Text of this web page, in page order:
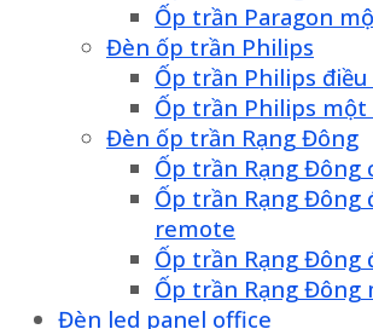
Ốp trần Paragon
Đèn ốp trần Philips
Ốp trần Philips
Ốp trần Philips một
Đèn ốp trần Rạng Đông
Ốp trần Rạng Đông
Ốp trần Rạng Đông
remote
Ốp trần Rạng Đông
Ốp trần Rạng Đông
Đèn led panel office